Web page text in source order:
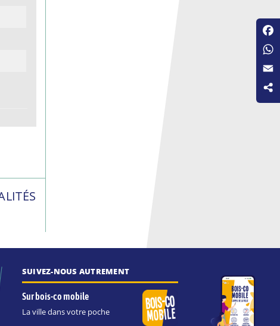
SUIVEZ-NOUS AUTREMENT
Sur bois-co mobile
La ville dans votre poche